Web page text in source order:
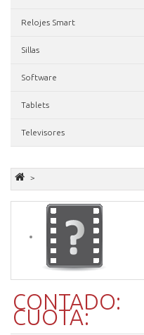
Relojes Smart
Sillas
Software
Tablets
Televisores
CONTADO:
CUOTA: